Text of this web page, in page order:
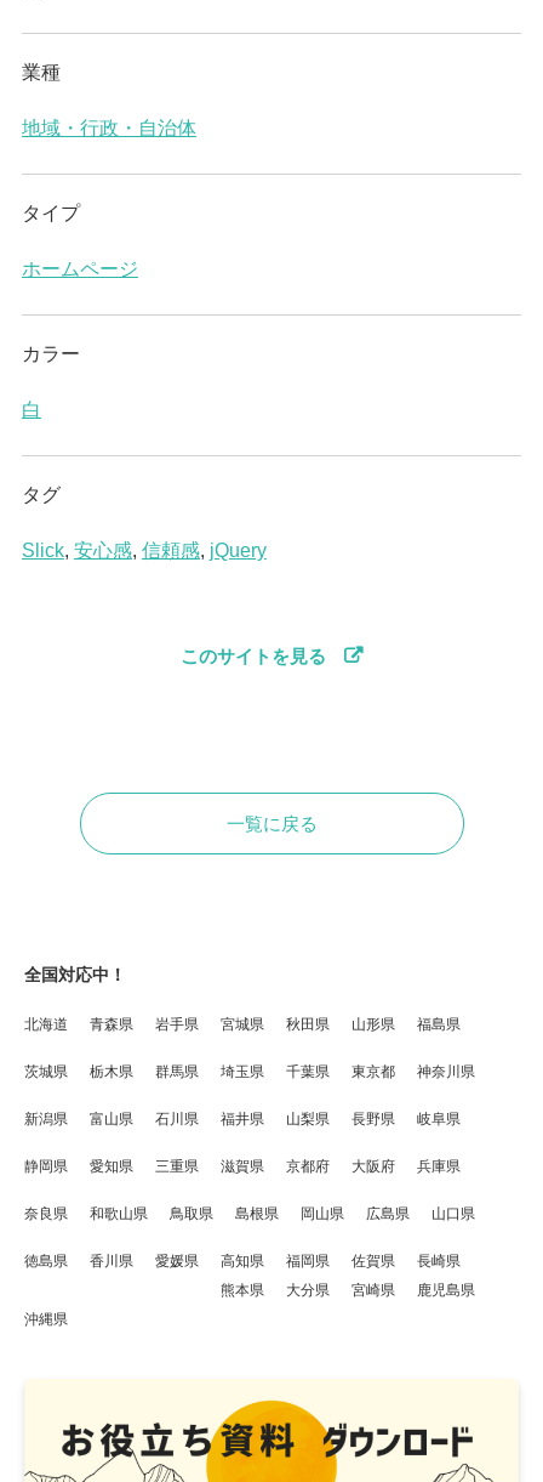
業種
地域・行政・自治体
タイプ
ホームページ
カラー
白
タグ
Slick, 安心感, 信頼感, jQuery
このサイトを見る
一覧に戻る
全国対応中！
北海道 青森県 岩手県 宮城県 秋田県 山形県 福島県
茨城県 栃木県 群馬県 埼玉県 千葉県 東京都 神奈川県
新潟県 富山県 石川県 福井県 山梨県 長野県 岐阜県
静岡県 愛知県 三重県 滋賀県 京都府 大阪府 兵庫県
奈良県 和歌山県 鳥取県 島根県 岡山県 広島県 山口県
徳島県 香川県 愛媛県 高知県 福岡県 佐賀県
長崎県
熊本県
大分県 宮崎県
鹿児島県
沖縄県